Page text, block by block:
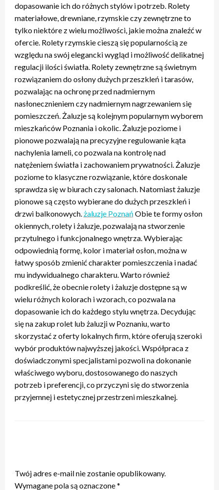
dopasowanie ich do różnych stylów i potrzeb. Rolety
materiałowe, drewniane, rzymskie czy zewnętrzne to
tylko niektóre z wielu możliwości, jakie można znaleźć w
ofercie. Rolety rzymskie cieszą się popularnością ze
względu na swój elegancki wygląd i możliwość delikatnej
regulacji ilości światła. Rolety zewnętrzne są świetnym
rozwiązaniem do osłony dużych przeszkleń i tarasów,
pozwalając na ochronę przed nadmiernym
nasłonecznieniem czy nadmiernym nagrzewaniem się
pomieszczeń. Żaluzje są kolejnym popularnym wyborem
mieszkańców Poznania i okolic. Żaluzje poziome i
pionowe pozwalają na precyzyjne regulowanie kąta
nachylenia lameli, co pozwala na kontrolę nad
natężeniem światła i zachowaniem prywatności. Żaluzje
poziome to klasyczne rozwiązanie, które doskonale
sprawdza się w biurach czy salonach. Natomiast żaluzje
pionowe są często wybierane do dużych przeszkleń i
drzwi balkonowych. żaluzje Poznań Obie te formy osłon
okiennych, rolety i żaluzje, pozwalają na stworzenie
przytulnego i funkcjonalnego wnętrza. Wybierając
odpowiednią formę, kolor i materiał osłon, można w
łatwy sposób zmienić charakter pomieszczenia i nadać
mu indywidualnego charakteru. Warto również
podkreślić, że obecnie rolety i żaluzje dostępne są w
wielu różnych kolorach i wzorach, co pozwala na
dopasowanie ich do każdego stylu wnętrza. Decydując
się na zakup rolet lub żaluzji w Poznaniu, warto
skorzystać z oferty lokalnych firm, które oferują szeroki
wybór produktów najwyższej jakości. Współpraca z
doświadczonymi specjalistami pozwoli na dokonanie
właściwego wyboru, dostosowanego do naszych
potrzeb i preferencji, co przyczyni się do stworzenia
przyjemnej i estetycznej przestrzeni mieszkalnej.
Twój adres e-mail nie zostanie opublikowany.
Wymagane pola są oznaczone*